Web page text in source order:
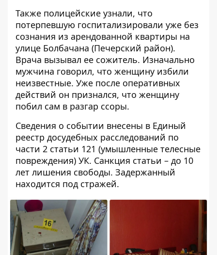
Также полицейские узнали, что
потерпевшую госпитализировали уже без
сознания из арендованной квартиры на
улице Болбачана (Печерский район).
Врача вызывал ее сожитель. Изначально
мужчина говорил, что женщину избили
неизвестные. Уже после оперативных
действий он признался, что женщину
побил сам в разгар ссоры.
Сведения о событии внесены в Единый
реестр досудебных расследований по
части 2 статьи 121 (умышленные телесные
повреждения) УК. Санкция статьи – до 10
лет лишения свободы. Задержанный
находится под стражей.